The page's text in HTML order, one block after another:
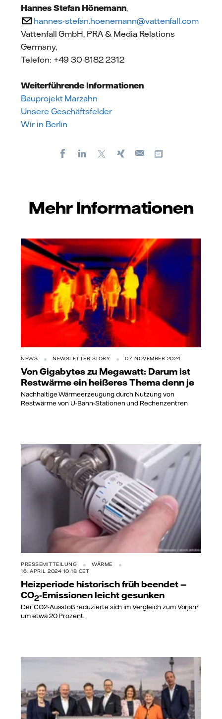
Hannes Stefan Hönemann,
hannes-stefan.hoenemann@vattenfall.com
Vattenfall GmbH, PRA & Media Relations
Germany,
Telefon: +49 30 8182 2312
Weiterführende Informationen
Bauprojekt Marzahn
Unsere Geschäftsfelder
Wir in Berlin
FacebookLinkedIn Xing
E-
Mehr Informationen
NEWS NEWSLETTER-STORY 07. NOVEMBER 2024
Von Gigabytes zu Megawatt: Darum ist
Restwärme ein heißeres Thema denn je
Nachhaltige Wärmeerzeugung durch Nutzung von
Restwärme von U-Bahn-Stationen und Rechenzentren
PRESSEMITTEILUNG
WÄRME
16. APRIL 2024 10:18 CET
Heizperiode historisch früh beendet —
CO2-Emissionen leicht gesunken
Der CO2-Ausstoß reduzierte sich im Vergleich zum Vorjahr
um etwa 20 Prozent.